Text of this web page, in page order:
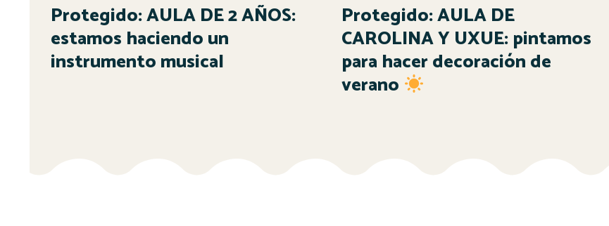
Protegido: AULA DE 2 AÑOS:
estamos haciendo un
instrumento musical
Protegido: AULA DE
CAROLINA Y UXUE: pintamos
para hacer decoración de
verano